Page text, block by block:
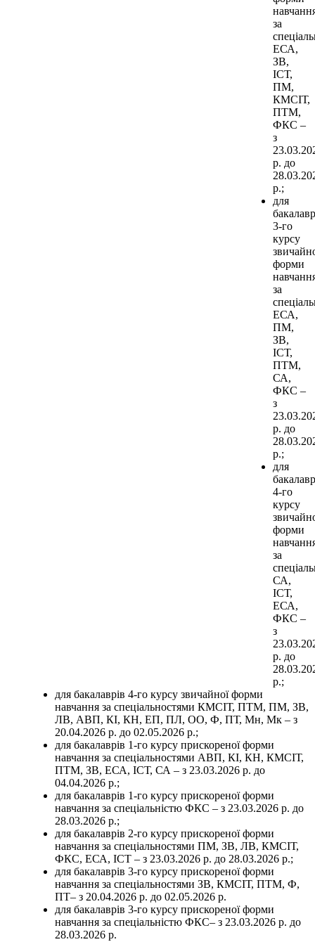
за
ЕСА,
ЗВ,
ІСТ,
ПМ,
КМСІТ,
ПТМ,
ФКС –
з
р. до
р.;
для
3-го
курсу
форми
за
ЕСА,
ПМ,
ЗВ,
ІСТ,
ПТМ,
СА,
ФКС –
з
р. до
р.;
для
4-го
курсу
форми
за
СА,
ІСТ,
ЕСА,
ФКС –
з
р. до
р.;
для бакалаврів 4-го курсу звичайної форми
навчання за спеціальностями КМСІТ, ПТМ, ПМ, ЗВ,
ЛВ, АВП, КІ, КН, ЕП, ПЛ, ОО, Ф, ПТ, Мн, Мк – з
20.04.2026 р. до 02.05.2026 р.;
для бакалаврів 1-го курсу прискореної форми
навчання за спеціальностями АВП, КІ, КН, КМСІТ,
ПТМ, ЗВ, ЕСА, ІСТ, СА – з 23.03.2026 р. до
04.04.2026 р.;
для бакалаврів 1-го курсу прискореної форми
навчання за спеціальністю ФКС – з 23.03.2026 р. до
28.03.2026 р.;
для бакалаврів 2-го курсу прискореної форми
навчання за спеціальностями ПМ, ЗВ, ЛВ, КМСІТ,
ФКС, ЕСА, ІСТ – з 23.03.2026 р. до 28.03.2026 р.;
для бакалаврів 3-го курсу прискореної форми
навчання за спеціальностями ЗВ, КМСІТ, ПТМ, Ф,
ПТ– з 20.04.2026 р. до 02.05.2026 р.
для бакалаврів 3-го курсу прискореної форми
навчання за спеціальністю ФКС– з 23.03.2026 р. до
28.03.2026 р.